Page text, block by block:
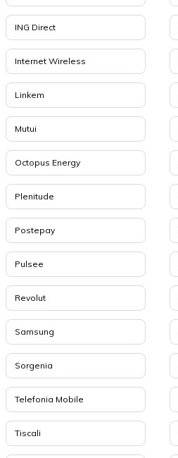
ING Direct
Internet Wireless
Linkem
Mutui
Octopus Energy
Plenitude
Postepay
Pulsee
Revolut
Samsung
Sorgenia
Telefonia Mobile
Tiscali